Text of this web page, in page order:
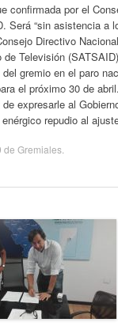
confirmada por el
Será “sin asistencia a
Directivo Nacional
de Televisión
gremio en el paro
el próximo 30 de
expresarle al
repudio al
de Gremiales.